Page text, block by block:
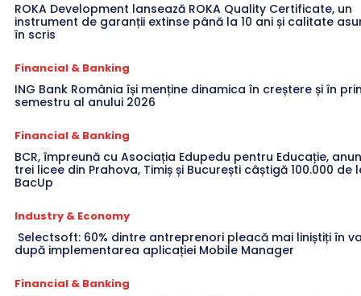
ROKA Development lansează ROKA Quality Certificate, un
instrument de garanții extinse până la 10 ani și calitate
în scris
Financial & Banking
ING Bank România își menține dinamica în creștere și în
semestru al anului 2026
Financial & Banking
BCR, împreună cu Asociația Edupedu pentru Educație,
trei licee din Prahova, Timiș și București câștigă 100.000 de
BacUp
Industry & Economy
Selectsoft: 60% dintre antreprenori pleacă mai liniștiți în
după implementarea aplicației Mobile Manager
Financial & Banking